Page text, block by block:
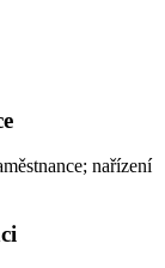
nařízení